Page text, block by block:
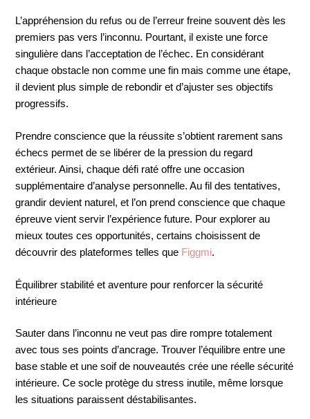
L’appréhension du refus ou de l’erreur freine souvent dès les
premiers pas vers l’inconnu. Pourtant, il existe une force
singulière dans l’acceptation de l’échec. En considérant
chaque obstacle non comme une fin mais comme une étape,
il devient plus simple de rebondir et d’ajuster ses objectifs
progressifs.
Prendre conscience que la réussite s’obtient rarement sans
échecs permet de se libérer de la pression du regard
extérieur. Ainsi, chaque défi raté offre une occasion
supplémentaire d’analyse personnelle. Au fil des tentatives,
grandir devient naturel, et l’on prend conscience que chaque
épreuve vient servir l’expérience future. Pour explorer au
mieux toutes ces opportunités, certains choisissent de
découvrir des plateformes telles que Figgmi.
Équilibrer stabilité et aventure pour renforcer la sécurité
intérieure
Sauter dans l’inconnu ne veut pas dire rompre totalement
avec tous ses points d’ancrage. Trouver l’équilibre entre une
base stable et une soif de nouveautés crée une réelle sécurité
intérieure. Ce socle protège du stress inutile, même lorsque
les situations paraissent déstabilisantes.